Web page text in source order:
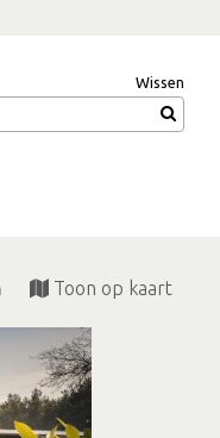
Wissen
Toon op kaart